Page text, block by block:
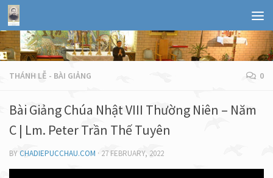
THÁNH LỄ - BÀI GIẢNG 0
Bài Giảng Chúa Nhật VIII Thường Niên – Năm
C | Lm. Peter Trần Thế Tuyên
BY CHADIEPUCCHAU.COM · 27 FEBRUARY, 2022